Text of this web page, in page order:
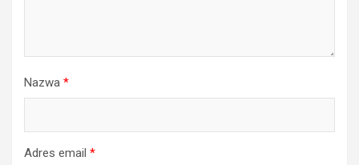
Nazwa *
Adres email *